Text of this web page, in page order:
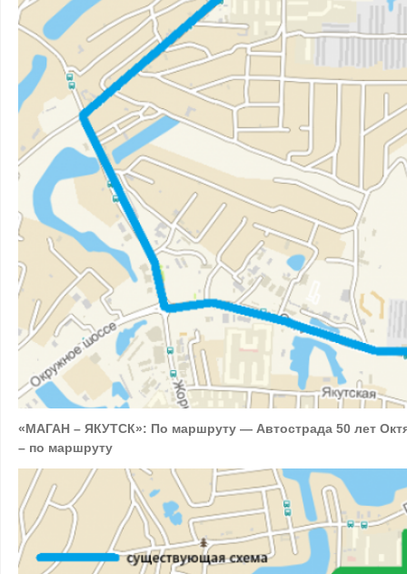
«МАГАН – ЯКУТСК»: По маршруту — Автострада 50 лет
– по маршруту